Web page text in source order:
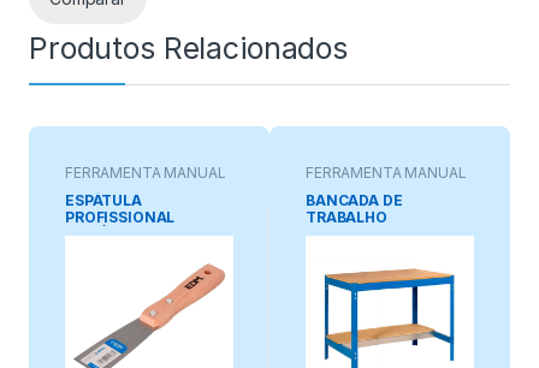
Produtos Relacionados
FERRAMENTA MANUAL
ESPÁTULA
PROFISSIONAL
FLEXÍVEL 38 mm
FERRAMENTA MANUAL
BANCADA DE
TRABALHO
SIMONWORK BTO 900